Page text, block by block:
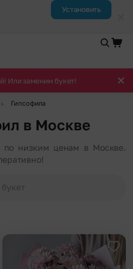
Установить
Или заменим букет!
Гипсофила
в Москве
по низким ценам в Москве.
в избранное